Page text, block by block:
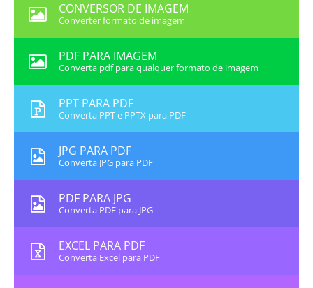
CONVERSOR DE IMAGEM
Converter formato de imagem
PDF PARA IMAGEM
Converta pdf para qualquer formato de imagem
PPT PARA PDF
Converta PPT e PPTX para PDF
JPG PARA PDF
Converta JPG para PDF
PDF PARA JPG
Converta PDF para JPG
EXCEL PARA PDF
Converta Excel para PDF